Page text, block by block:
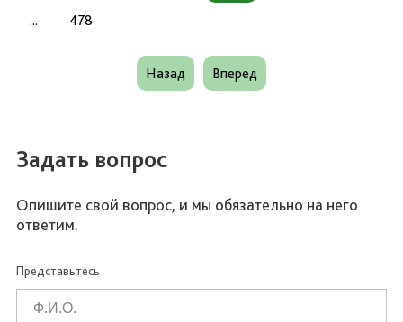
... 478
Назад Вперед
Задать вопрос
Опишите свой вопрос, и мы обязательно на него
ответим.
Представьтесь